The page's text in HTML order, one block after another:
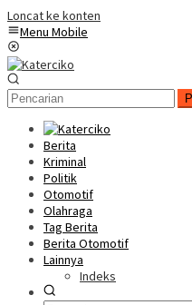
Loncat ke konten
Menu Mobile
Berita
Kriminal
Politik
Otomotif
Olahraga
Tag Berita
Berita Otomotif
Lainnya
Indeks